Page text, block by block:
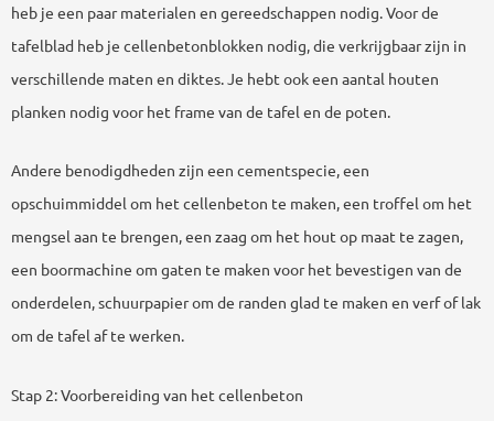
heb je een paar materialen en gereedschappen nodig. Voor de
tafelblad heb je cellenbetonblokken nodig, die verkrijgbaar zijn in
verschillende maten en diktes. Je hebt ook een aantal houten
planken nodig voor het frame van de tafel en de poten.
Andere benodigdheden zijn een cementspecie, een
opschuimmiddel om het cellenbeton te maken, een troffel om het
mengsel aan te brengen, een zaag om het hout op maat te zagen,
een boormachine om gaten te maken voor het bevestigen van de
onderdelen, schuurpapier om de randen glad te maken en verf of lak
om de tafel af te werken.
Stap 2: Voorbereiding van het cellenbeton